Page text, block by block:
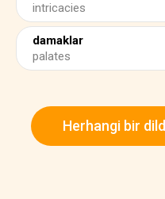
intricacies
damaklar
palates
Herhangi bir